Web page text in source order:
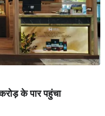
के पार पहुंचा